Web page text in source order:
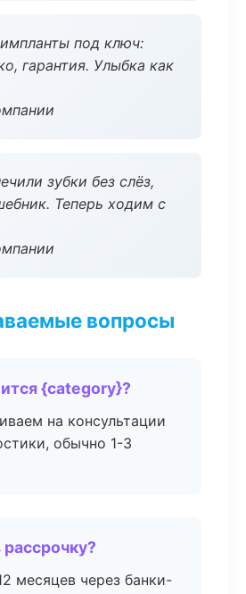
под ключ:
гарантия. Улыбка как
зубки без слёз,
Теперь ходим с
вопросы
{category}?
на консультации
обычно 1-3
месяцев через банки-